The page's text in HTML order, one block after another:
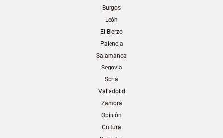
Burgos
León
El Bierzo
Palencia
Salamanca
Segovia
Soria
Valladolid
Zamora
Opinión
Cultura